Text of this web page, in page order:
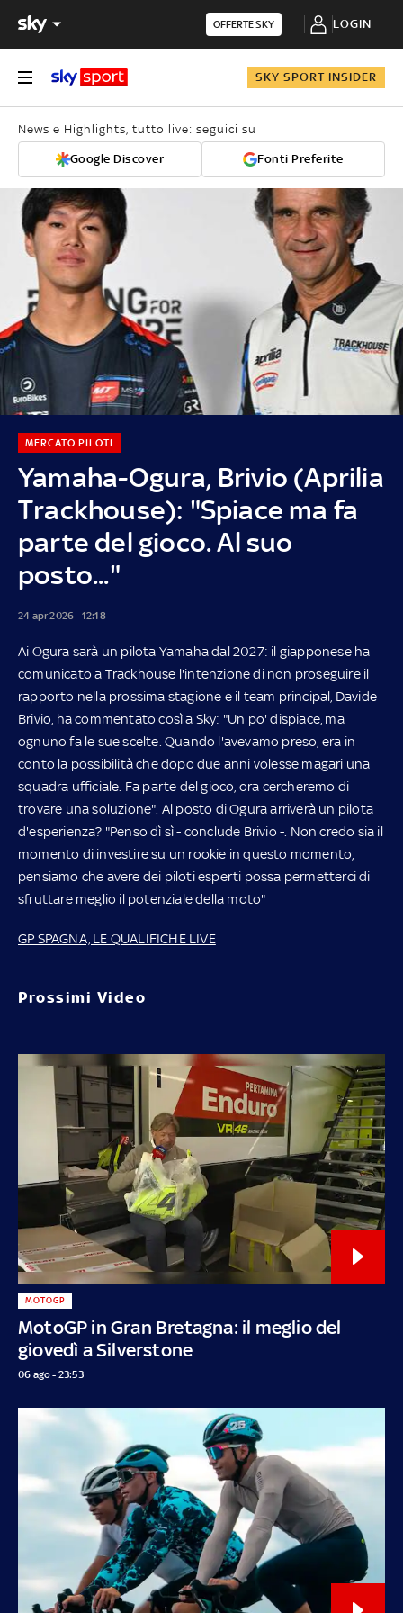
OFFERTE SKY LOGIN
SKY SPORT INSIDER
News e Highlights, tutto live: seguici su
Google Discover Fonti Preferite
Yamaha-Ogura, Brivio (Aprilia
Trackhouse): "Spiace ma fa
parte del gioco. Al suo
posto..."
MERCATO PILOTI
24 apr 2026 - 12:18
Ai Ogura sarà un pilota Yamaha dal 2027: il giapponese ha
comunicato a Trackhouse l'intenzione di non proseguire il
rapporto nella prossima stagione e il team principal, Davide
Brivio, ha commentato così a Sky: "Un po' dispiace, ma
ognuno fa le sue scelte. Quando l'avevamo preso, era in
conto la possibilità che dopo due anni volesse magari una
squadra ufficiale. Fa parte del gioco, ora cercheremo di
trovare una soluzione". Al posto di Ogura arriverà un pilota
d'esperienza? "Penso dì sì - conclude Brivio -. Non credo sia il
momento di investire su un rookie in questo momento,
pensiamo che avere dei piloti esperti possa permetterci di
sfruttare meglio il potenziale della moto"
GP SPAGNA, LE QUALIFICHE LIVE
Prossimi Video
MotoGP in Gran Bretagna: il meglio del
giovedì a Silverstone
MOTOGP
06 ago - 23:53